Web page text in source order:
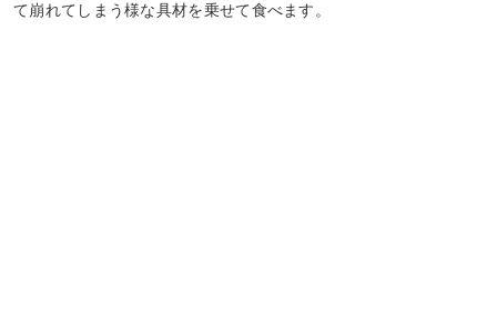
て崩れてしまう様な具材を乗せて食べます。